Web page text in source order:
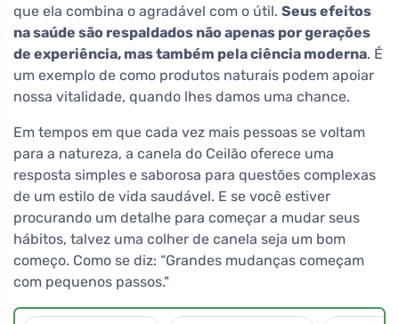
que ela combina o agradável com o útil. Seus efeitos
na saúde são respaldados não apenas por gerações
de experiência, mas também pela ciência moderna. É
um exemplo de como produtos naturais podem apoiar
nossa vitalidade, quando lhes damos uma chance.
Em tempos em que cada vez mais pessoas se voltam
para a natureza, a canela do Ceilão oferece uma
resposta simples e saborosa para questões complexas
de um estilo de vida saudável. E se você estiver
procurando um detalhe para começar a mudar seus
hábitos, talvez uma colher de canela seja um bom
começo. Como se diz: “Grandes mudanças começam
com pequenos passos."